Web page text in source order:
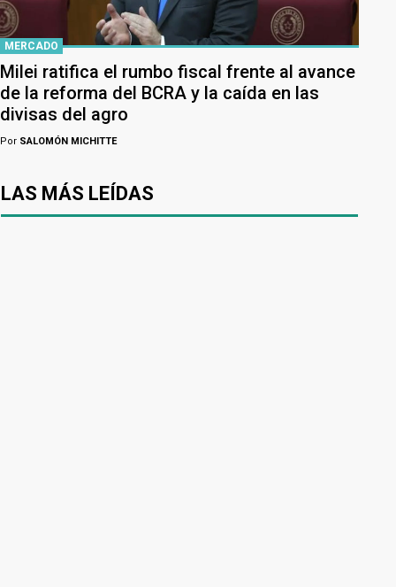
MERCADO
Milei ratifica el rumbo fiscal frente al avance
de la reforma del BCRA y la caída en las
divisas del agro
Por SALOMÓN MICHITTE
LAS MÁS LEÍDAS